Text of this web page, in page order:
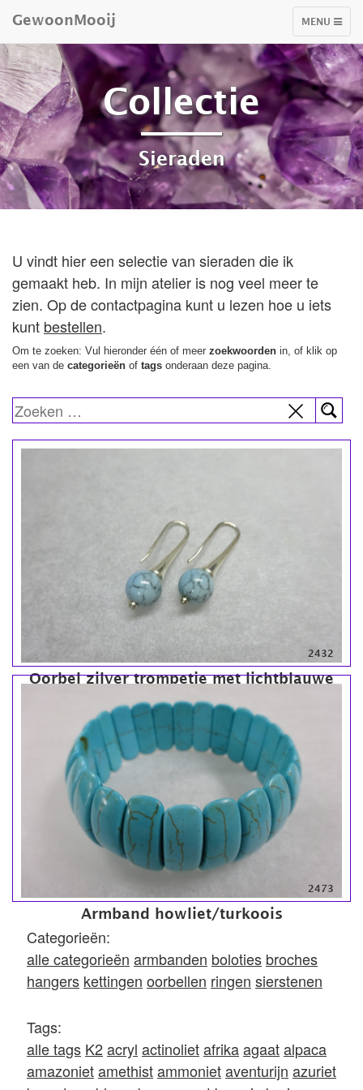
TOGGLE
MENU
GewoonMooij
Collectie
Sieraden
U vindt hier een selectie van sieraden die ik
gemaakt heb. In mijn atelier is nog veel meer te
zien. Op de contactpagina kunt u lezen hoe u iets
kunt bestellen.
Om te zoeken: Vul hieronder één of meer zoekwoorden in, of klik op
een van de categorieën of tags onderaan deze pagina.
Oorbel zilver trompetje met lichtblauwe
2432
Armband howliet/turkoois
2473
Categorieën:
alle categorieën armbanden boloties broches
hangers kettingen oorbellen ringen sierstenen
Tags:
alle tags K2acryl actinolietafrikaagaatalpaca
amazonietamethistammonietaventurijn azuriet